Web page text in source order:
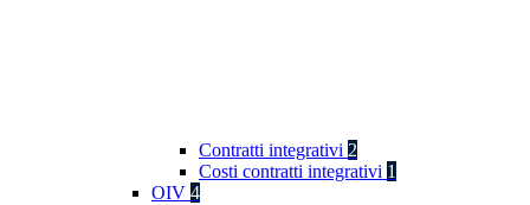
Contratti integrativi 2
Costi contratti integrativi 1
OIV 4